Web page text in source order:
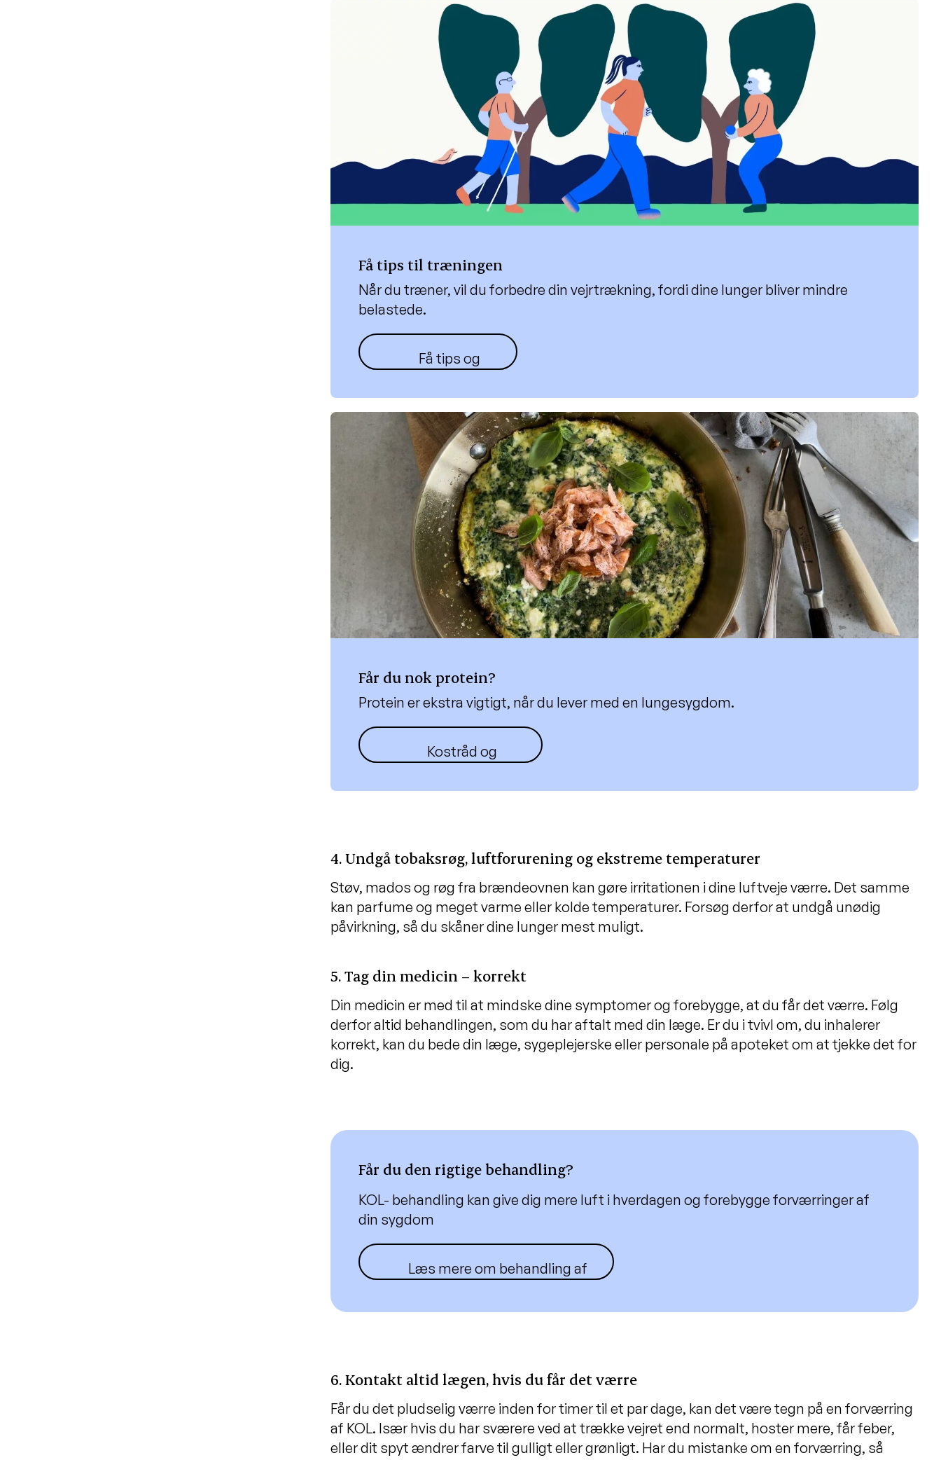
Få tips til træningen
Når du træner, vil du forbedre din vejrtrækning, fordi dine lunger bliver mindre
belastede.
Få tips og øvelser
Får du nok protein?
Protein er ekstra vigtigt, når du lever med en lungesygdom.
Kostråd og opskrifter
4. Undgå tobaksrøg, luftforurening og ekstreme temperaturer
Støv, mados og røg fra brændeovnen kan gøre irritationen i dine luftveje værre. Det samme
kan parfume og meget varme eller kolde temperaturer. Forsøg derfor at undgå unødig
påvirkning, så du skåner dine lunger mest muligt.
5. Tag din medicin – korrekt
Din medicin er med til at mindske dine symptomer og forebygge, at du får det værre. Følg
derfor altid behandlingen, som du har aftalt med din læge. Er du i tvivl om, du inhalerer
korrekt, kan du bede din læge, sygeplejerske eller personale på apoteket om at tjekke det for
dig.
Får du den rigtige behandling?
KOL- behandling kan give dig mere luft i hverdagen og forebygge forværringer af
din sygdom
Læs mere om behandling af KOL
6. Kontakt altid lægen, hvis du får det værre
Får du det pludselig værre inden for timer til et par dage, kan det være tegn på en forværring
af KOL. Især hvis du har sværere ved at trække vejret end normalt, hoster mere, får feber,
eller dit spyt ændrer farve til gulligt eller grønligt. Har du mistanke om en forværring, så